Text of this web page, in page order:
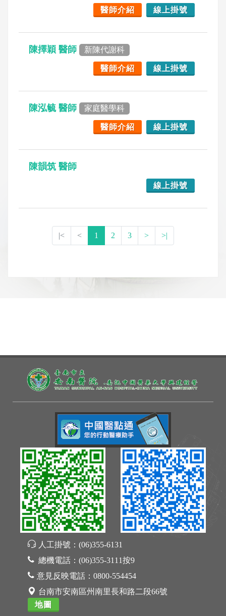
醫師介紹 線上掛號
陳擇穎 醫師 新陳代謝科
醫師介紹 線上掛號
陳泓毓 醫師 家庭醫學科
醫師介紹 線上掛號
陳韻筑 醫師
線上掛號
|< < 1 2 3 > >|
人工掛號： (06)355-6131
總機電話： (06)355-3111按9
意見反映電話： 0800-554454
台南市安南區州南里長和路二段66號
地圖